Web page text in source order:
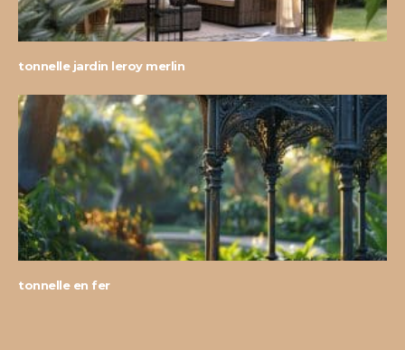
tonnelle jardin leroy merlin
tonnelle en fer